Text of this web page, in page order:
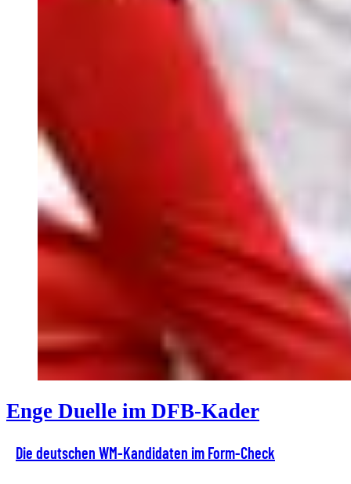
Enge Duelle im DFB-Kader
Die deutschen WM-Kandidaten im Form-Check